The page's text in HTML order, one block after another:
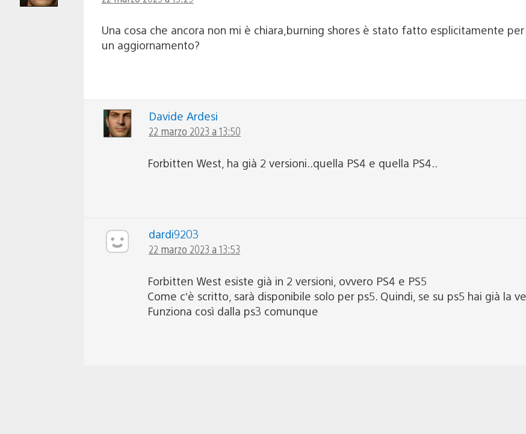
Una cosa che ancora non mi è chiara,burning shores è stato fatto esplicitamente
un aggiornamento?
Davide Ardesi
22 marzo 2023 a 13:50
Forbitten West, ha già 2 versioni..quella PS4 e quella PS4..
dardi9203
22 marzo 2023 a 13:53
Forbitten West esiste già in 2 versioni, ovvero PS4 e PS5
Come c’è scritto, sarà disponibile solo per ps5. Quindi, se su ps5 hai già la
Funziona così dalla ps3 comunque